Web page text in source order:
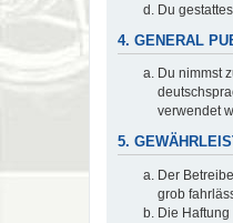
Du
4. GENERAL
Du nimmst
verwendet
5.
Der
grob
Die